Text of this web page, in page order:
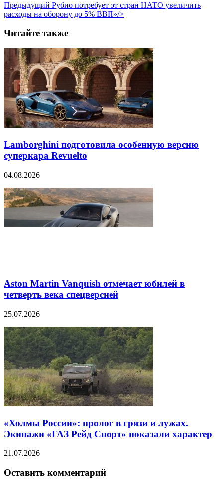
Предыдущий Рубио потребует от стран НАТО увеличить
расходы на оборону до 5% ВВП»/>
Читайте также
Lamborghini подготовила особенную версию
суперкара Revuelto
04.08.2026
Aston Martin Vanquish отмечает юбилей в
четверть века спецверсией
25.07.2026
«Холмы России»: пролог в грязи и лужах.
Экипажи «ГАЗ Рейд Спорт» показали характер
21.07.2026
Оставить комментарий